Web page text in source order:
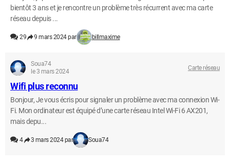
bientôt 3 ans et je rencontre un problème très récurrent avec ma carte
réseau depuis ...
29 9 mars 2024 par billmaxime
Soua74
le 3 mars 2024
Carte réseau
Wifi plus reconnu
Bonjour, Je vous écris pour signaler un problème avec ma connexion Wi-
Fi. Mon ordinateur est équipé d’une carte réseau Intel Wi-Fi 6 AX201,
mais depu...
4 3 mars 2024 par Soua74